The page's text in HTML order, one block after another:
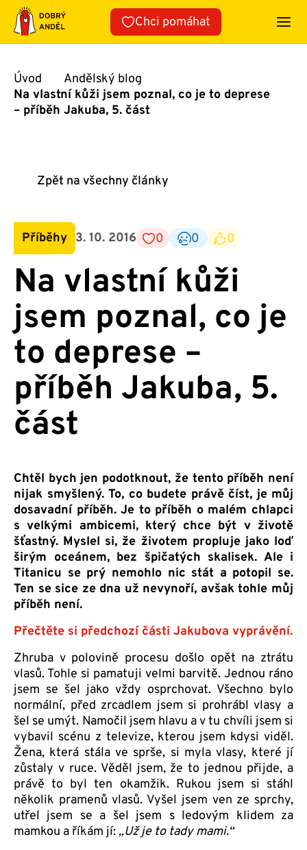
Přeskočit
obsah
Chci pomáhat
Úvod
Andělský blog
Na vlastní kůži jsem poznal, co je to deprese
– příběh Jakuba, 5. část
Zpět na všechny články
Příběhy 3. 10. 2016 0 0 0
Na vlastní kůži
jsem poznal, co je
to deprese –
příběh Jakuba, 5.
část
Chtěl bych jen podotknout, že tento příběh není
nijak smyšlený. To, co budete právě číst, je můj
dosavadní příběh. Je to příběh o malém chlapci
s velkými ambicemi, který chce být v životě
šťastný. Myslel si, že životem propluje jako loď
širým oceánem, bez špičatých skalisek. Ale i
Titanicu se prý nemohlo nic stát a potopil se.
Ten se sice ze dna už nevynoří, avšak tohle můj
příběh není.
Přečtěte si předchozí části Jakubova vyprávění.
Zhruba v polovině procesu došlo opět na ztrátu
vlasů. Tohle si pamatuji velmi barvitě. Jednou ráno
jsem se šel jako vždy osprchovat. Všechno bylo
normální, před zrcadlem jsem si prohrábl vlasy a
šel se umýt. Namočil jsem hlavu a v tu chvíli jsem si
vybavil scénu z televize, kterou jsem kdysi viděl.
Žena, která stála ve sprše, si myla vlasy, které jí
zůstaly v ruce. Věděl jsem, že to jednou přijde, a
právě to byl ten okamžik. Rukou jsem si stáhl
několik pramenů vlasů. Vyšel jsem ven ze sprchy,
utřel jsem se a šel jsem s ledovým klidem za
mamkou a říkám jí: „Už je to tady mami.“